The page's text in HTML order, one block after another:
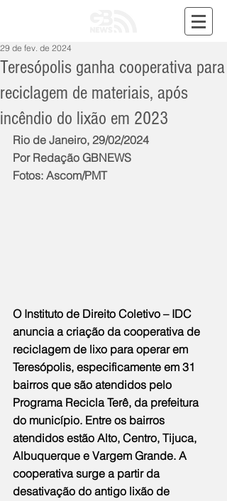
Teresópolis ganha cooperativa para
reciclagem de materiais, após
incêndio do lixão em 2023
29 de fev. de 2024
Rio de Janeiro, 29/02/2024
Por Redação GBNEWS
Fotos: Ascom/PMT
O Instituto de Direito Coletivo – IDC
anuncia a criação da cooperativa de
reciclagem de lixo para operar em
Teresópolis, especificamente em 31
bairros que são atendidos pelo
Programa Recicla Terê, da prefeitura
do município. Entre os bairros
atendidos estão Alto, Centro, Tijuca,
Albuquerque e Vargem Grande. A
cooperativa surge a partir da
desativação do antigo lixão de